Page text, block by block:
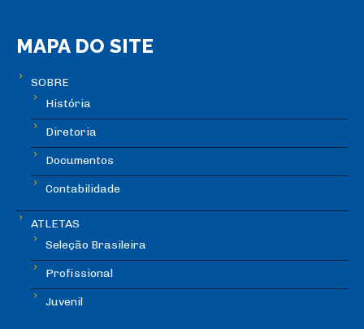
MAPA DO SITE
SOBRE
História
Diretoria
Documentos
Contabilidade
ATLETAS
Seleção Brasileira
Profissional
Juvenil